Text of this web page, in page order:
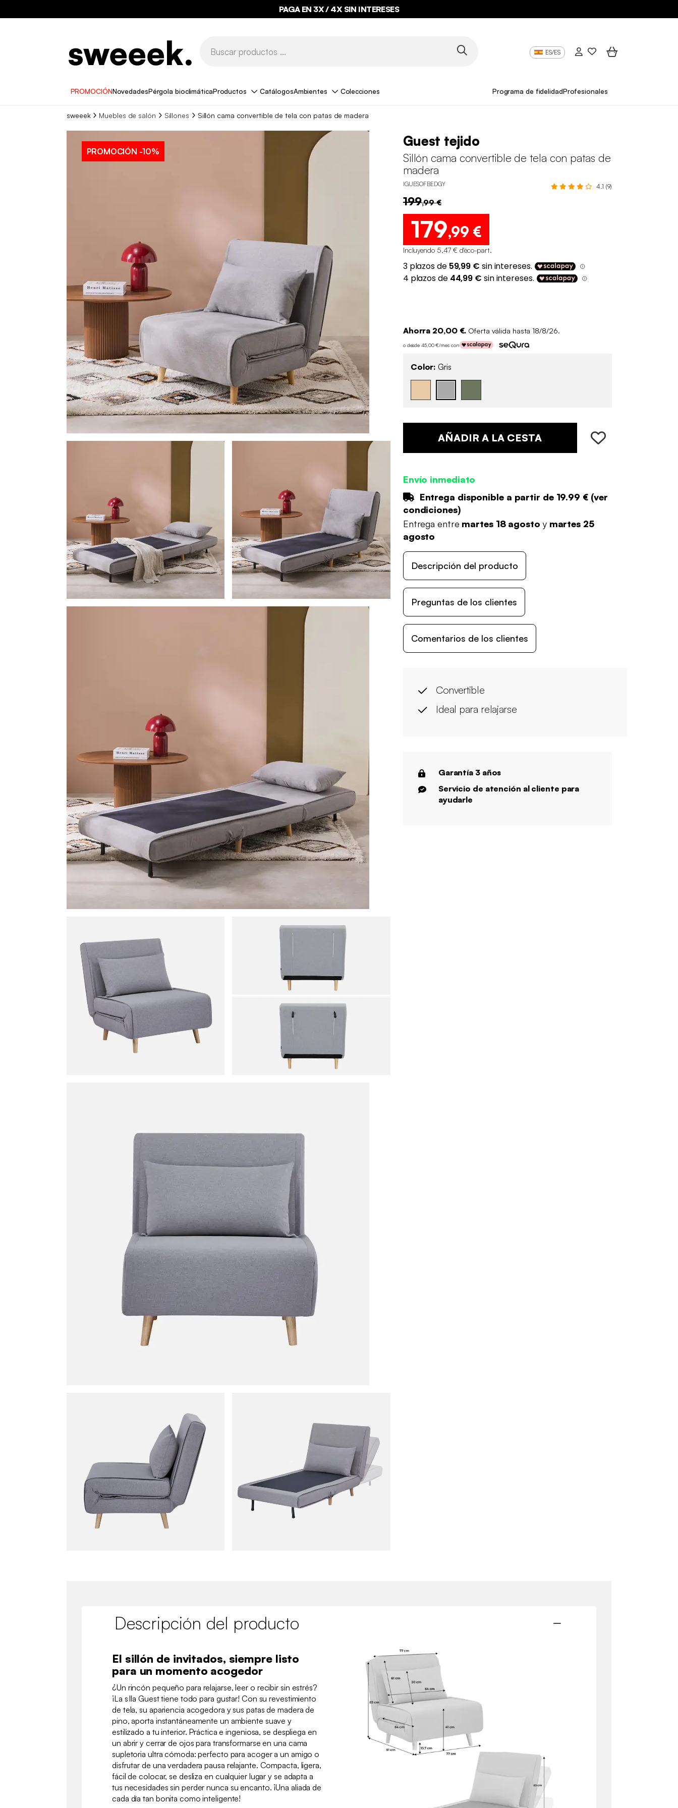
PAGA EN 3X / 4X SIN INTERESES
ES/ES
PROMOCIÓNNovedadesPérgola bioclimáticaProductos CatálogosAmbientes Colecciones Programa de fidelidadProfesionales
sweeek Muebles de salón Sillones Sillón cama convertible de tela con patas de madera
PROMOCIÓN -10%
Guest tejido
Sillón cama convertible de tela con patas de
madera
IGUESOFBEDGY 4.1 (9)
199,99 €
179,99 €
Incluyendo 5,47 € d'éco-part.
Ahorra 20,00 €. Oferta válida hasta 18/8/26.
o desde 45,00 €/mes con
Color: Gris
AÑADIR A LA CESTA
Envío inmediato
Entrega disponible a partir de 19.99 €(ver
condiciones)
Entrega entre martes 18 agosto y martes 25
agosto
Descripción del producto
Preguntas de los clientes
Comentarios de los clientes
Convertible
Ideal para relajarse
Garantía 3 años
Servicio de atención al cliente para
ayudarle
Descripción del producto
El sillón de invitados, siempre listo
para un momento acogedor
¿Un rincón pequeño para relajarse, leer o recibir sin estrés?
¡La silla Guest tiene todo para gustar! Con su revestimiento
de tela, su apariencia acogedora y sus patas de madera de
pino, aporta instantáneamente un ambiente suave y
estilizado a tu interior. Práctica e ingeniosa, se despliega en
un abrir y cerrar de ojos para transformarse en una cama
supletoria ultra cómoda: perfecto para acoger a un amigo o
disfrutar de una verdadera pausa relajante. Compacta, ligera,
fácil de colocar, se desliza en cualquier lugar y se adapta a
tus necesidades sin perder nunca su encanto. ¡Una aliada de
cada día tan bonita como inteligente!